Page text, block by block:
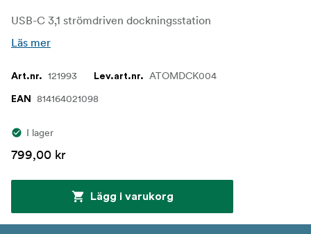
USB-C 3,1 strömdriven dockningsstation
Läs mer
Art.nr. 121993 Lev.art.nr. ATOMDCK004
EAN 814164021098
I lager
799,00 kr
Lägg i varukorg